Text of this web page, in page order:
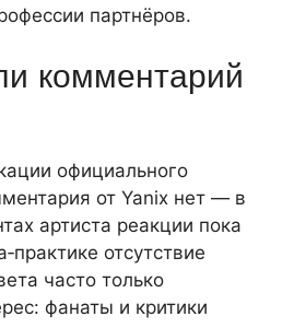
партнёров.
комментарий
официального
от Yanix нет — в
артиста реакции пока
отсутствие
часто только
фанаты и критики